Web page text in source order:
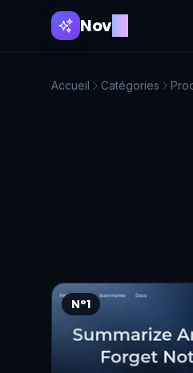
NovAI
Accueil Catégories
N°1